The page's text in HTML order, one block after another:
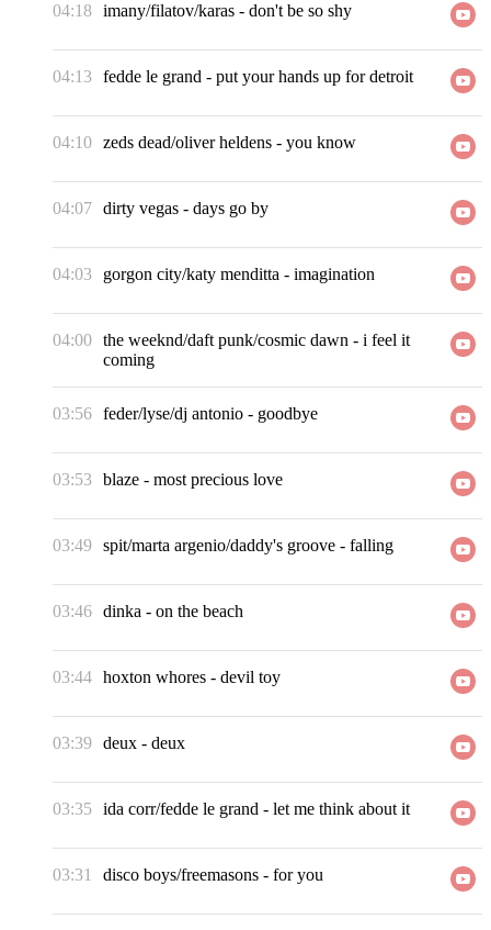
04:18 imany/filatov/karas - don't be so shy
04:13 fedde le grand - put your hands up for detroit
04:10 zeds dead/oliver heldens - you know
04:07 dirty vegas - days go by
04:03 gorgon city/katy menditta - imagination
04:00 the weeknd/daft punk/cosmic dawn - i feel it
coming
03:56 feder/lyse/dj antonio - goodbye
03:53 blaze - most precious love
03:49 spit/marta argenio/daddy's groove - falling
03:46 dinka - on the beach
03:44 hoxton whores - devil toy
03:39 deux - deux
03:35 ida corr/fedde le grand - let me think about it
03:31 disco boys/freemasons - for you